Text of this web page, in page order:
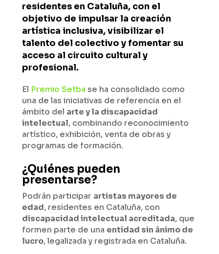
residentes en Cataluña, con el
objetivo de impulsar la creación
artística inclusiva, visibilizar el
talento del colectivo y fomentar su
acceso al circuito cultural y
profesional.
El Premio Setba se ha consolidado como
una de las iniciativas de referencia en el
ámbito del arte y la discapacidad
intelectual, combinando reconocimiento
artístico, exhibición, venta de obras y
programas de formación.
¿Quiénes pueden
presentarse?
Podrán participar artistas mayores de
edad, residentes en Cataluña, con
discapacidad intelectual acreditada, que
formen parte de una entidad sin ánimo de
lucro, legalizada y registrada en Cataluña.